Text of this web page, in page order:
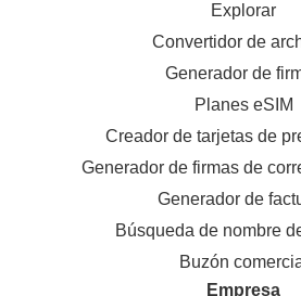
Explorar
Convertidor de
Generador de
Planes eSIM
Creador de tarjetas de
Generador de firmas de
Generador de
Búsqueda de nombre
Buzón
Empresa